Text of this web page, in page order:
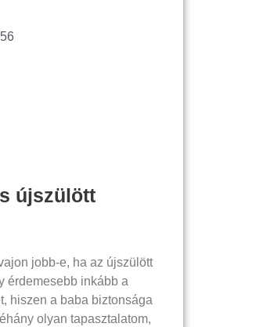
újszülött
jobb-e, ha az újszülött
érdemesebb inkább a
hiszen a baba biztonsága
olyan tapasztalatom,